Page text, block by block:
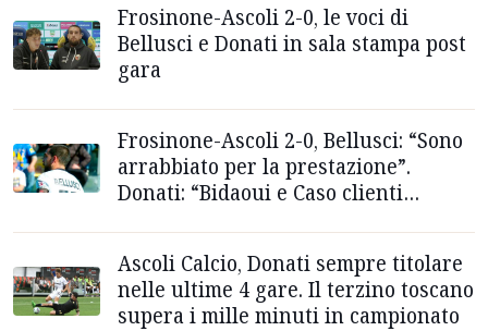
Frosinone-Ascoli 2-0, le voci di
Bellusci e Donati in sala stampa post
gara
Frosinone-Ascoli 2-0, Bellusci: “Sono
arrabbiato per la prestazione”.
Donati: “Bidaoui e Caso clienti
Ascoli Calcio, Donati sempre titolare
nelle ultime 4 gare. Il terzino toscano
supera i mille minuti in campionato